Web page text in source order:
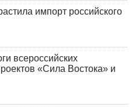
импорт российского
всероссийских
«Сила Востока» и